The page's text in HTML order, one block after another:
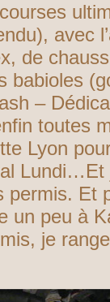
avec
de
babioles
–
toutes
Lyon
permis. Et
un peu à
je